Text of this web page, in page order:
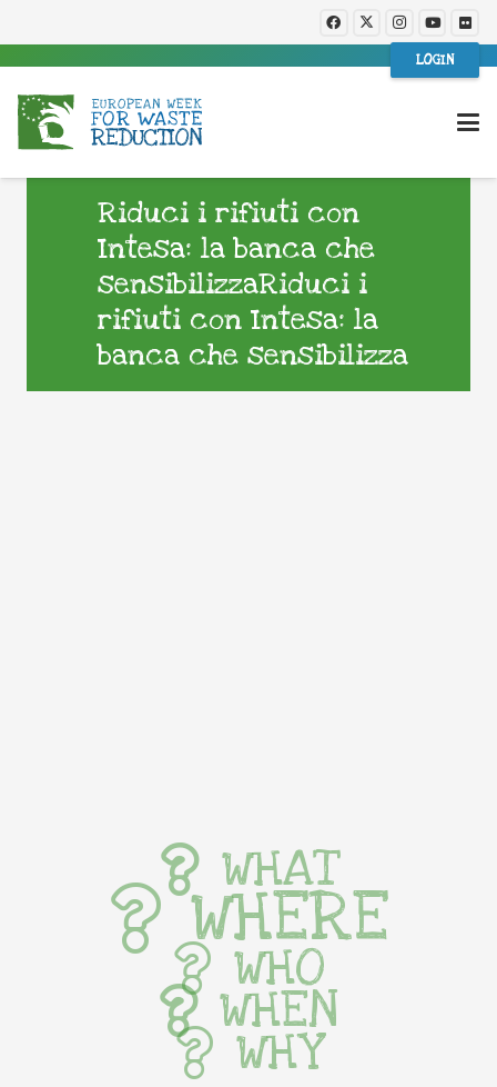
LOGIN
Riduci i rifiuti con
Intesa: la banca che
sensibilizzaRiduci i
rifiuti con Intesa: la
banca che sensibilizza
WHAT
WHERE
WHO
WHEN
WHY